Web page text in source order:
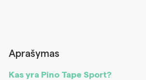
Aprašymas
Kas yra Pino Tape Sport?